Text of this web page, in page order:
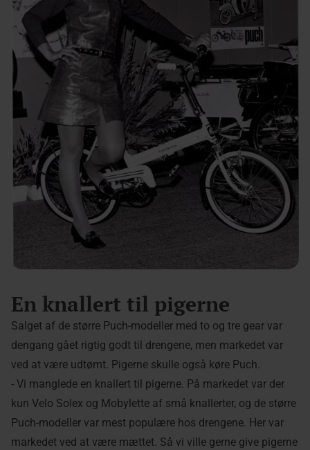
En knallert til pigerne
Salget af de større Puch-modeller med to og tre gear var
dengang gået rigtig godt til drengene, men markedet var
ved at være udtømt. Pigerne skulle også køre Puch.
- Vi manglede en knallert til pigerne. På markedet var der
kun Velo Solex og Mobylette af små knallerter, og de større
Puch-modeller var mest populære hos drengene. Her var
markedet ved at være mættet. Så vi ville gerne give pigerne